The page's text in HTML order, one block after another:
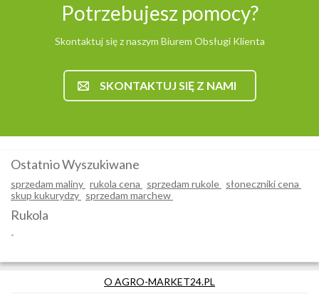
Potrzebujesz pomocy?
Skontaktuj się z naszym Biurem Obsługi Klienta
SKONTAKTUJ SIĘ Z NAMI
Ostatnio Wyszukiwane
sprzedam maliny rukola cena sprzedam rukole słoneczniki cena
skup kukurydzy sprzedam marchew
Rukola
-
O AGRO-MARKET24.PL